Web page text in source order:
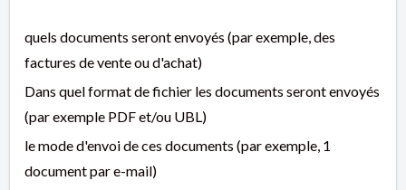
quels documents seront envoyés (par exemple, des
factures de vente ou d'achat)
Dans quel format de fichier les documents seront envoyés
(par exemple PDF et/ou UBL)
le mode d'envoi de ces documents (par exemple, 1
document par e-mail)